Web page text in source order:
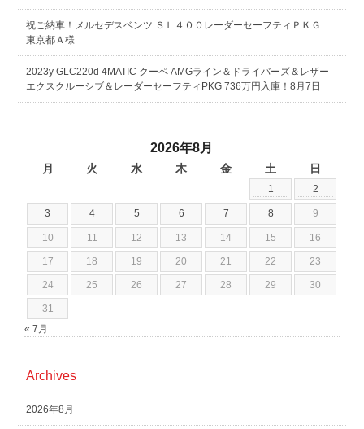
祝ご納車！メルセデスベンツ ＳＬ４００レーダーセーフティＰＫＧ
東京都Ａ様
2023y GLC220d 4MATIC クーペ AMGライン＆ドライバーズ＆レザー
エクスクルーシブ＆レーダーセーフティPKG 736万円入庫！8月7日
2026年8月
月 火 水 木 金 土 日
1 2
3 4 5 6 7 8 9
10 11 12 13 14 15 16
17 18 19 20 21 22 23
24 25 26 27 28 29 30
31
« 7月
Archives
2026年8月